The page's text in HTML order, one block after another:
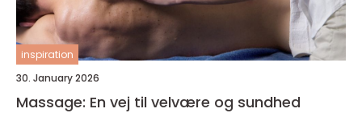
inspiration
30. January 2026
Massage: En vej til velvære og sundhed